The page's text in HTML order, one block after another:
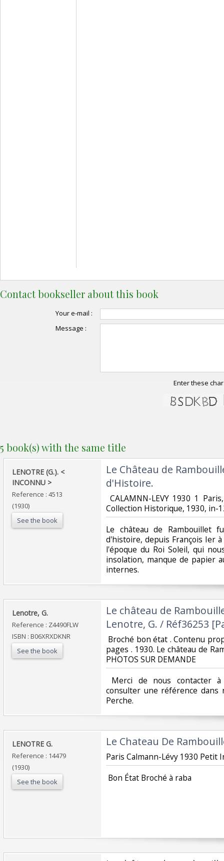
Contact bookseller about this book
Your e-mail :
Message :
Enter these
5 book(s) with the same title
‎LENOTRE (G.). <
INCONNU >‎
Reference : 4513
(1930)
See the book
‎Le Château de
d'Histoire. ‎
CALAMNN-LEVY 1930 1
Collection Historique, 1930, in-
‎Le château de Rambouillet
d'histoire, depuis François Ier
l'époque du Roi Soleil, qui
insolation, manque de papier
internes. ‎
‎Lenotre, G. ‎
Reference : Z4490FLW
ISBN : B06XRXDKNR
See the book
‎Le château de
Lenotre, G. / Réf36253
Broché bon état . Contenu
pages . 1930. Le château de
PHOTOS SUR DEMANDE ‎
Merci de nous contacter
consulter une référence dans
Perche.‎
‎LENOTRE G.‎
Reference : 14479
(1930)
See the book
‎Le Chateau De
‎Paris Calmann-Lévy 1930 Petit
‎ Bon État Broché à raba‎